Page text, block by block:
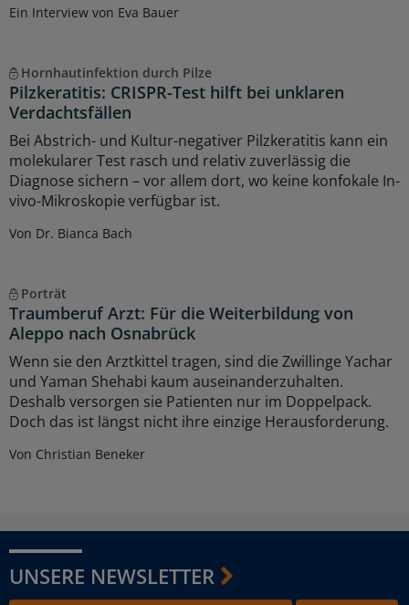
Ein Interview von Eva Bauer
Hornhautinfektion durch Pilze
Pilzkeratitis: CRISPR-Test hilft bei unklaren
Verdachtsfällen
Bei Abstrich- und Kultur-negativer Pilzkeratitis kann ein
molekularer Test rasch und relativ zuverlässig die
Diagnose sichern – vor allem dort, wo keine konfokale In-
vivo-Mikroskopie verfügbar ist.
Von Dr. Bianca Bach
Porträt
Traumberuf Arzt: Für die Weiterbildung von
Aleppo nach Osnabrück
Wenn sie den Arztkittel tragen, sind die Zwillinge Yachar
und Yaman Shehabi kaum auseinanderzuhalten.
Deshalb versorgen sie Patienten nur im Doppelpack.
Doch das ist längst nicht ihre einzige Herausforderung.
Von Christian Beneker
UNSERE NEWSLETTER